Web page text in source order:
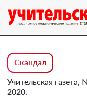
Скандал
Учительская газета,
2020.